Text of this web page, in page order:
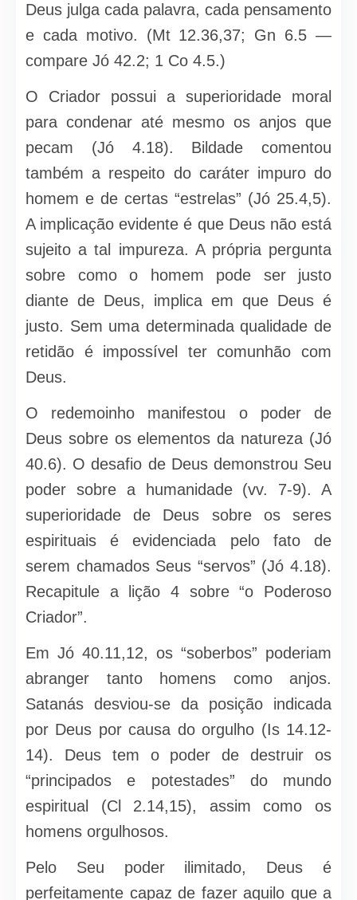
Deus julga cada palavra, cada pensamento
e cada motivo. (Mt 12.36,37; Gn 6.5 —
compare Jó 42.2; 1 Co 4.5.)
O Criador possui a superioridade moral
para condenar até mesmo os anjos que
pecam (Jó 4.18). Bildade comentou
também a respeito do caráter impuro do
homem e de certas “estrelas” (Jó 25.4,5).
A implicação evidente é que Deus não está
sujeito a tal impureza. A própria pergunta
sobre como o homem pode ser justo
diante de Deus, implica em que Deus é
justo. Sem uma determinada qualidade de
retidão é impossível ter comunhão com
Deus.
O redemoinho manifestou o poder de
Deus sobre os elementos da natureza (Jó
40.6). O desafio de Deus demonstrou Seu
poder sobre a humanidade (vv. 7-9). A
superioridade de Deus sobre os seres
espirituais é evidenciada pelo fato de
serem chamados Seus “servos” (Jó 4.18).
Recapitule a lição 4 sobre “o Poderoso
Criador”.
Em Jó 40.11,12, os “soberbos” poderiam
abranger tanto homens como anjos.
Satanás desviou-se da posição indicada
por Deus por causa do orgulho (Is 14.12-
14). Deus tem o poder de destruir os
“principados e potestades” do mundo
espiritual (Cl 2.14,15), assim como os
homens orgulhosos.
Pelo Seu poder ilimitado, Deus é
perfeitamente capaz de fazer aquilo que a